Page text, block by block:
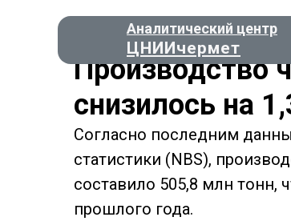
ЦНИИчермет
Аналитический центр
Производство
снизилось на
Согласно последним
статистики (NBS),
составило 505,8 млн тонн,
прошлого года.